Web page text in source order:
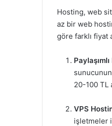
Hosting, web
az bir web
göre farklı fiyat
20-100 TL
VPS
işletmeler